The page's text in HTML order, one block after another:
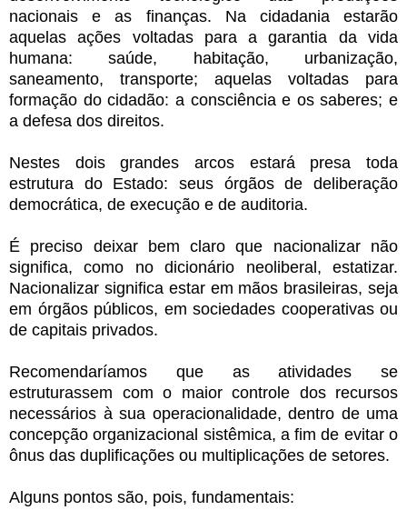
nacionais e as finanças. Na cidadania estarão
aquelas ações voltadas para a garantia da vida
humana: saúde, habitação, urbanização,
saneamento, transporte; aquelas voltadas para
formação do cidadão: a consciência e os saberes; e
a defesa dos direitos.
Nestes dois grandes arcos estará presa toda
estrutura do Estado: seus órgãos de deliberação
democrática, de execução e de auditoria.
É preciso deixar bem claro que nacionalizar não
significa, como no dicionário neoliberal, estatizar.
Nacionalizar significa estar em mãos brasileiras, seja
em órgãos públicos, em sociedades cooperativas ou
de capitais privados.
Recomendaríamos que as atividades se
estruturassem com o maior controle dos recursos
necessários à sua operacionalidade, dentro de uma
concepção organizacional sistêmica, a fim de evitar o
ônus das duplificações ou multiplicações de setores.
Alguns pontos são, pois, fundamentais: